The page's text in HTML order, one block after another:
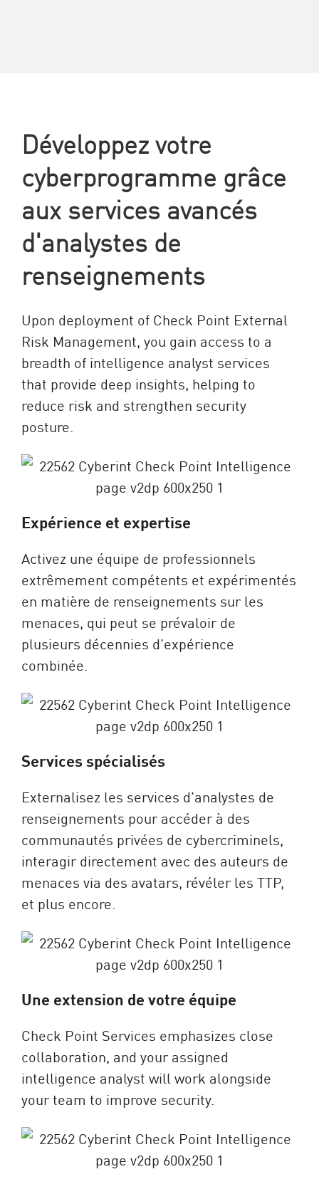
Développez votre
cyberprogramme grâce
aux services avancés
d'analystes de
renseignements
Upon deployment of Check Point External
Risk Management, you gain access to a
breadth of intelligence analyst services
that provide deep insights, helping to
reduce risk and strengthen security
posture.
Expérience et expertise
Activez une équipe de professionnels
extrêmement compétents et expérimentés
en matière de renseignements sur les
menaces, qui peut se prévaloir de
plusieurs décennies d'expérience
combinée.
Services spécialisés
Externalisez les services d'analystes de
renseignements pour accéder à des
communautés privées de cybercriminels,
interagir directement avec des auteurs de
menaces via des avatars, révéler les TTP,
et plus encore.
Une extension de votre équipe
Check Point Services emphasizes close
collaboration, and your assigned
intelligence analyst will work alongside
your team to improve security.